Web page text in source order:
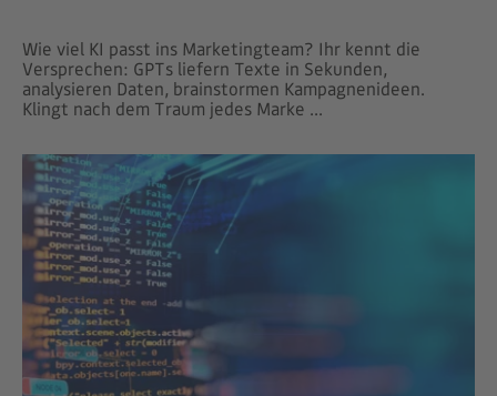
Wie viel KI passt ins Marketingteam? Ihr kennt die
Versprechen: GPTs liefern Texte in Sekunden,
analysieren Daten, brainstormen Kampagnenideen.
Klingt nach dem Traum jedes Marke ...